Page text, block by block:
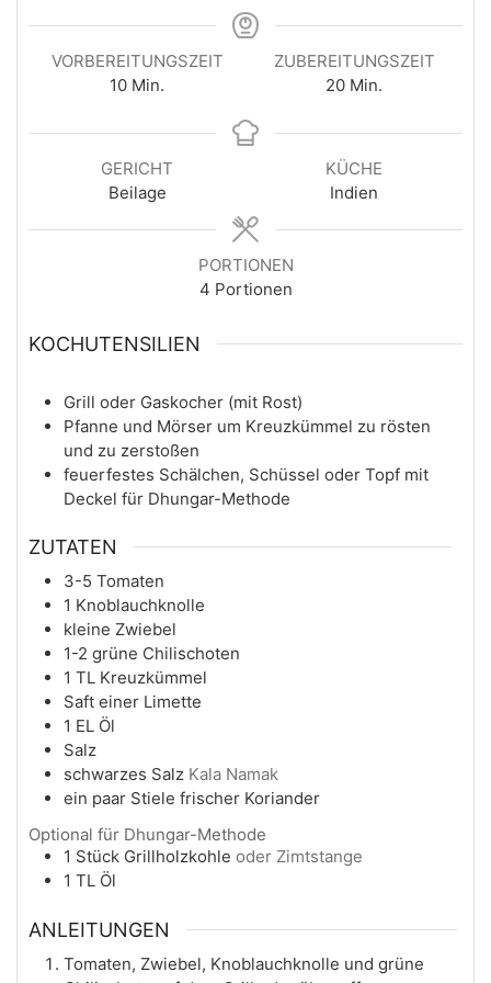
VORBEREITUNGSZEIT
10Minuten
Min.
ZUBEREITUNGSZEIT
20Minuten
Min.
GERICHT
Beilage
KÜCHE
Indien
PORTIONEN
4 Portionen
KOCHUTENSILIEN
Grill oder Gaskocher (mit Rost)
Pfanne und Mörser um Kreuzkümmel zu rösten
und zu zerstoßen
feuerfestes Schälchen, Schüssel oder Topf mit
Deckel für Dhungar-Methode
ZUTATEN
3-5 Tomaten
1 Knoblauchknolle
kleine Zwiebel
1-2 grüne Chilischoten
1 TL Kreuzkümmel
Saft einer Limette
1 EL Öl
Salz
schwarzes Salz Kala Namak
ein paar Stiele frischer Koriander
Optional für Dhungar-Methode
1 Stück Grillholzkohle oder Zimtstange
1 TL Öl
ANLEITUNGEN
Tomaten, Zwiebel, Knoblauchknolle und grüne